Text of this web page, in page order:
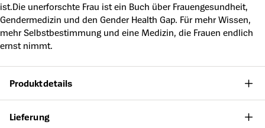
ist.Die unerforschte Frau ist ein Buch über Frauengesundheit,
Gendermedizin und den Gender Health Gap. Für mehr Wissen,
mehr Selbstbestimmung und eine Medizin, die Frauen endlich
ernst nimmt.
Produktdetails
Lieferung